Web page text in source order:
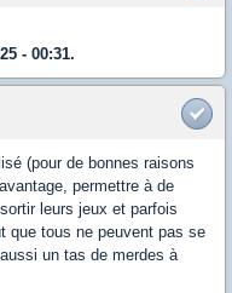
- 00:31.
(pour de bonnes raisons
permettre à de
leurs jeux et parfois
que tous ne peuvent pas se
un tas de merdes à